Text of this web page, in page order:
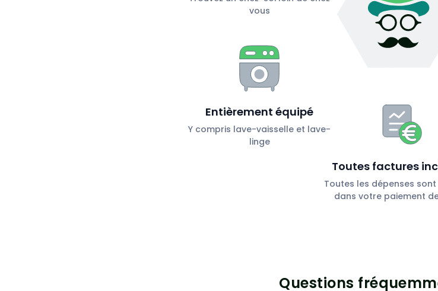
vous
Entièrement équipé
Y compris lave-vaisselle et lave-
linge
Toutes factures
Toutes les dépenses sont
dans votre paiement
Questions